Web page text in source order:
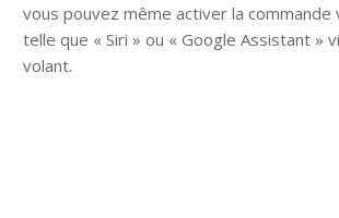
vous pouvez même activer la commande
telle que « Siri » ou « Google Assistant »
volant.